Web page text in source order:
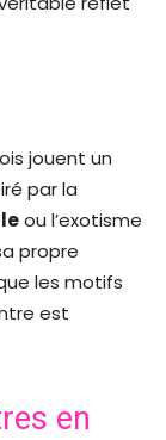
jouent un
par la
ou l’exotisme
propre
les motifs
est
en